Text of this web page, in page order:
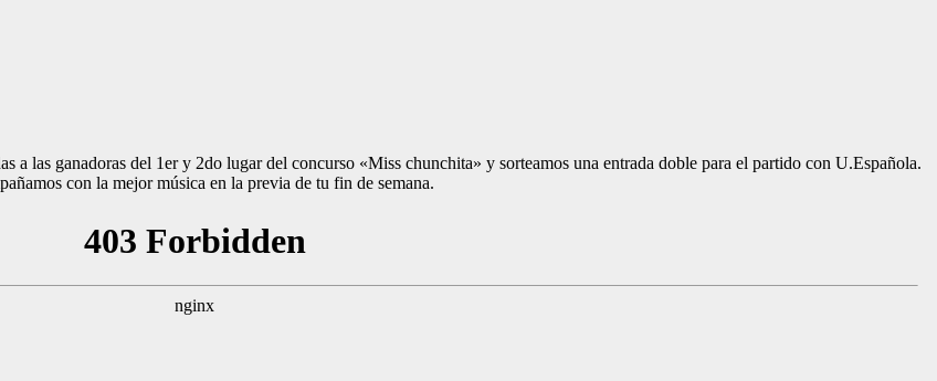
a las ganadoras del 1er y 2do lugar del concurso «Miss chunchita» y sorteamos una entrada doble para el partido con U.Española.
con la mejor música en la previa de tu fin de semana.